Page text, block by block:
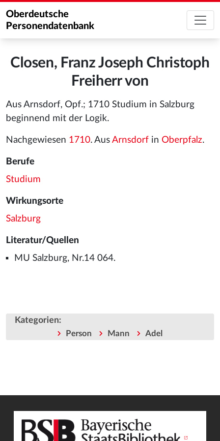
Oberdeutsche
Personendatenbank
Closen, Franz Joseph Christoph
Freiherr von
Aus Arnsdorf, Opf.; 1710 Studium in Salzburg
beginnend mit der Logik.
Nachgewiesen 1710. Aus Arnsdorf in Oberpfalz.
Berufe
Studium
Wirkungsorte
Salzburg
Literatur/Quellen
MU Salzburg, Nr.14 064.
Kategorien:
Person Mann Adel